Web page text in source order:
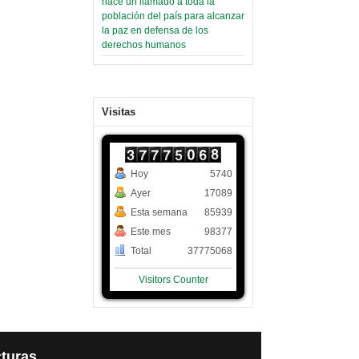
población del país para alcanzar
la paz en defensa de los
derechos humanos
Visitas
Hoy
Ayer
Esta semana
Este mes
Total
5740
17089
85939
98377
37775068
Visitors Counter